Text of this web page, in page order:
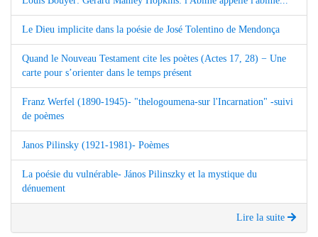
Le Dieu implicite dans la poésie de José Tolentino de Mendonça
Quand le Nouveau Testament cite les poètes (Actes 17, 28) − Une
carte pour s’orienter dans le temps présent
Franz Werfel (1890-1945)- "thelogoumena-sur l'Incarnation" -suivi
de poèmes
Janos Pilinsky (1921-1981)- Poèmes
La poésie du vulnérable- János Pilinszky et la mystique du
dénuement
Lire la suite